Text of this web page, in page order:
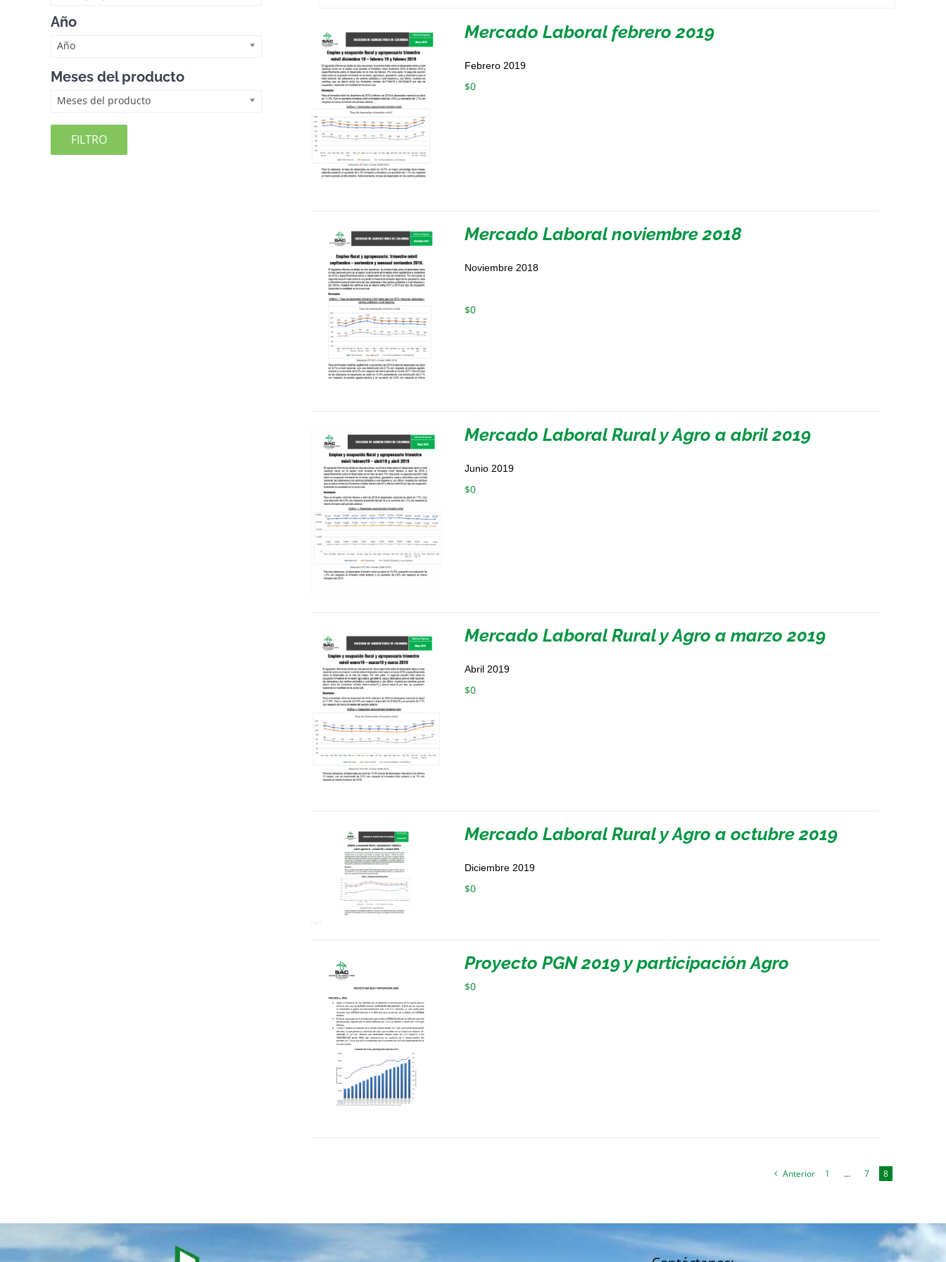
Mercado Laboral febrero 2019
Febrero 2019
$0
Mercado Laboral noviembre 2018
Noviembre 2018
$0
Mercado Laboral Rural y Agro a abril 2019
Junio 2019
$0
Mercado Laboral Rural y Agro a marzo 2019
Abril 2019
$0
Mercado Laboral Rural y Agro a octubre 2019
Diciembre 2019
$0
Proyecto PGN 2019 y participación Agro
$0
Anterior 1 … 7 8
Año
Año
Meses del producto
Meses del producto
FILTRO